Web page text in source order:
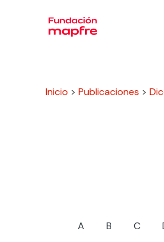
Inicio > Publicaciones >
A B C